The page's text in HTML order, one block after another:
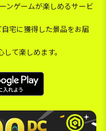
ンゲームが楽しめるサービ
宅に獲得した景品をお届
て楽しめます。